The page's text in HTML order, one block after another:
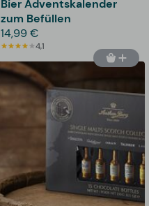
Bier Adventskalender
zum Befüllen
14,99 €
4,1